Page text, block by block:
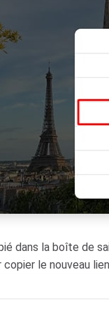
dans la boîte de
copier le nouveau